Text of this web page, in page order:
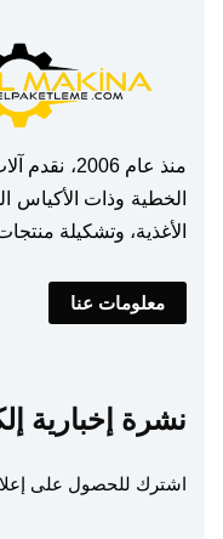
منذ عام
الخطية وذات الأكياس
الأغذية، وتشكيلة
معلومات عنا
نشرة إخبارية
اشترك للحصول على